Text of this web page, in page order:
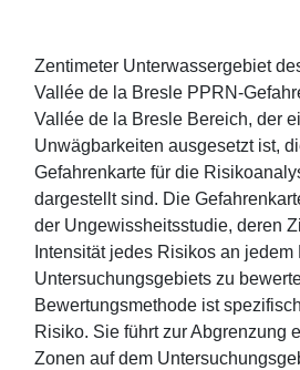
Zentimeter Unterwassergebiet
Vallée de la Bresle PPRN-
Vallée de la Bresle Bereich, der
Unwägbarkeiten ausgesetzt ist,
Gefahrenkarte für die
dargestellt sind. Die
der Ungewissheitsstudie, deren
Intensität jedes Risikos an jedem
Untersuchungsgebiets zu
Bewertungsmethode ist
Risiko. Sie führt zur Abgrenzung
Zonen auf dem